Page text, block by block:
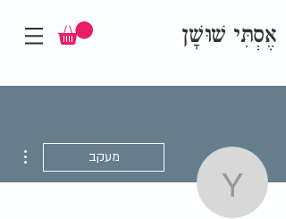
אֶסְתִּי שׁוּשָׁן
yolaxi8761
מעקב